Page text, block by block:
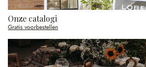
Onze catalogi
Gratis voorbestellen